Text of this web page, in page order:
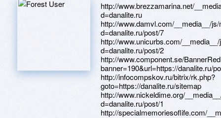
http://www.brezzamarina.net/
d=danalite.ru
http://www.damvl.com/__media__/
d=danalite.ru/post/7
http://www.unicurbs.com/
d=danalite.ru/post/2
http://www.component.se/
banner=190&url=https://danalite.ru/
http://infocompskov.ru/bitrix/rk.php?
goto=https://danalite.ru/sitemap
http://www.nickeldime.org/
d=danalite.ru/post/1
http://specialmemoriesoflife.com/